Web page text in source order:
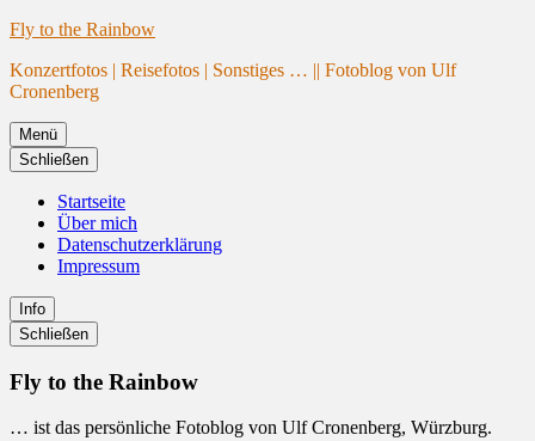
Website
geladen
Zum
springen
Fly to the Rainbow
Konzertfotos | Reisefotos | Sonstiges … || Fotoblog von Ulf
Cronenberg
Menü
Schließen
Startseite
Über mich
Datenschutzerklärung
Impressum
Info
Primäre
Seitenleiste
Schließen
Fly to the Rainbow
… ist das persönliche Fotoblog von Ulf Cronenberg, Würzburg.